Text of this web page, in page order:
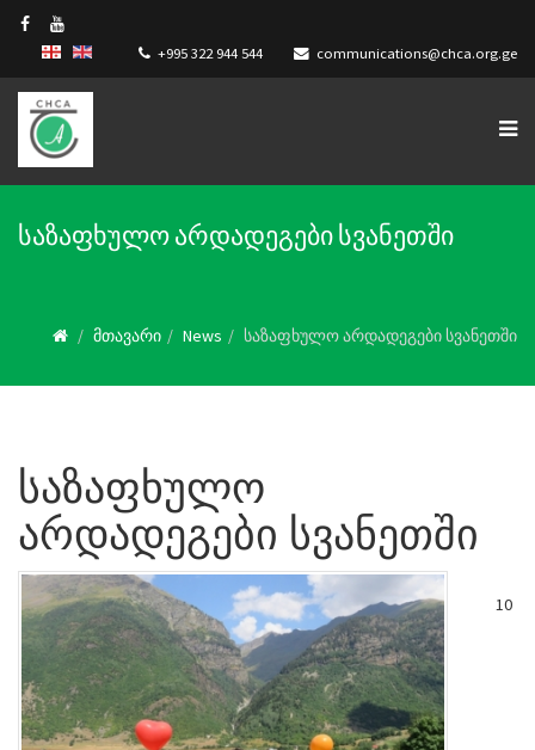
+995 322 944 544 communications@chca.org.ge
საზაფხულო არდადეგები სვანეთში
მთავარი News საზაფხულო არდადეგები სვანეთში
საზაფხულო
არდადეგები სვანეთში
10